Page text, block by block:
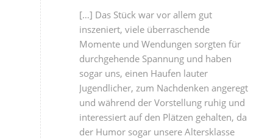
[…] Das Stück war vor allem gut
inszeniert, viele überraschende
Momente und Wendungen sorgten für
durchgehende Spannung und haben
sogar uns, einen Haufen lauter
Jugendlicher, zum Nachdenken angeregt
und während der Vorstellung ruhig und
interessiert auf den Plätzen gehalten, da
der Humor sogar unsere Altersklasse